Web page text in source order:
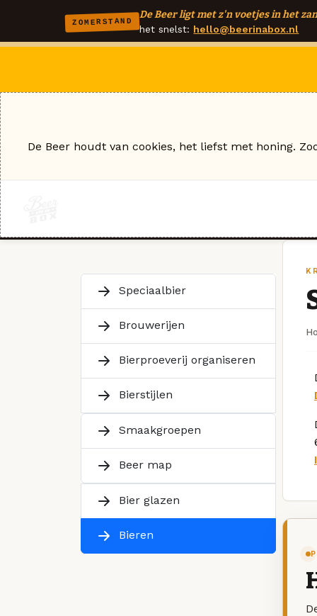
ZOMERSTAND
De Beer ligt met z'n voetjes in het
het snelst: hello@beerinabox.nl
Speciaalbier
Brouwerijen
Bierproeverij organiseren
Bierstijlen
Smaakgroepen
Beer map
Bier glazen
Bieren
De Beer houdt van cookies, het liefst met honing.